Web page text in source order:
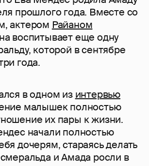
прошлого года. Вместе со
актером Райаном
воспитывает еще одну
которой в сентябре
года.
в одном из интервью
малышек полностью
их пары к жизни.
начали полностью
дочерям, стараясь делать
и Амада росли в